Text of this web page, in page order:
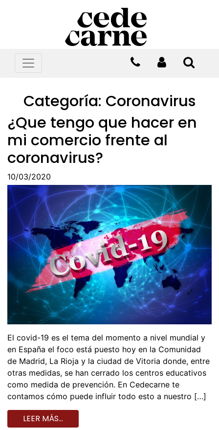
Categoría: Coronavirus
¿Que tengo que hacer en
mi comercio frente al
coronavirus?
10/03/2020
El covid-19 es el tema del momento a nivel mundial y
en España el foco está puesto hoy en la Comunidad
de Madrid, La Rioja y la ciudad de Vitoria donde, entre
otras medidas, se han cerrado los centros educativos
como medida de prevención. En Cedecarne te
contamos cómo puede influir todo esto a nuestro […]
LEER MÁS…